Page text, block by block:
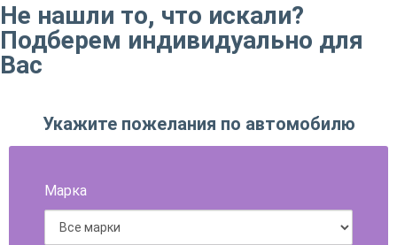
Не нашли то, что искали?
Подберем индивидуально для
Вас
Укажите пожелания по автомобилю
Марка